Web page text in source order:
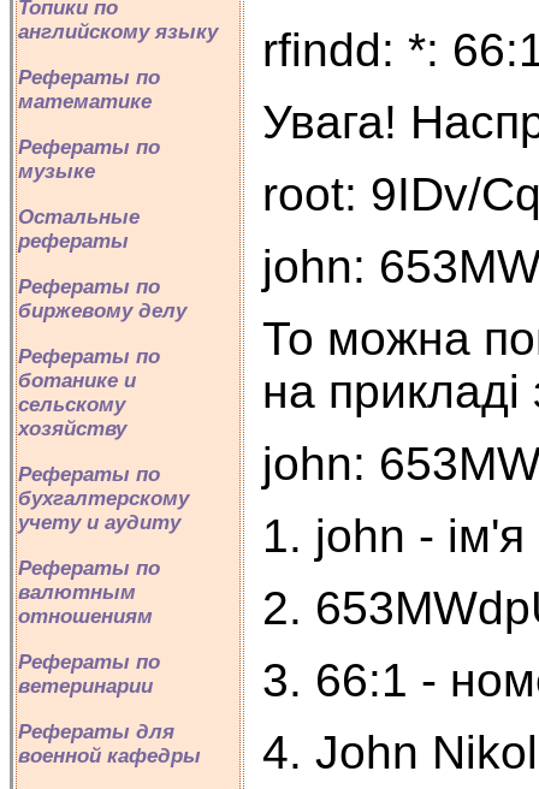
Топики по
английскому языку
Рефераты по
математике
Рефераты по
музыке
Остальные
рефераты
Рефераты по
биржевому делу
Рефераты по
ботанике и
сельскому
хозяйству
Рефераты по
бухгалтерскому
учету и аудиту
Рефераты по
валютным
отношениям
Рефераты по
ветеринарии
Рефераты для
военной кафедры
rfindd: *:
Увага!
root: 9IDv/
john:
То можна
на
john:
1. john - ім'я
2.
3. 66:1 -
4. John